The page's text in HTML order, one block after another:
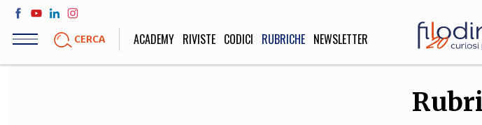
Salta
contenuto
CERCA ACADEMY RIVISTE CODICI RUBRICHE NEWSLETTER